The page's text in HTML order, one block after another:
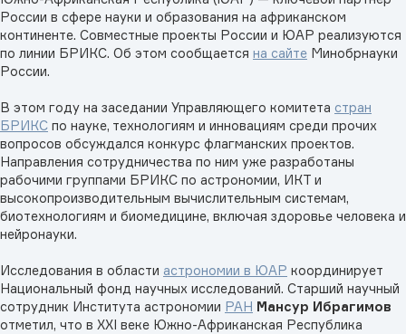
России в сфере науки и образования на африканском
континенте. Совместные проекты России и ЮАР реализуются
по линии БРИКС. Об этом сообщается на сайте Минобрнауки
России.
В этом году на заседании Управляющего комитета стран
БРИКС по науке, технологиям и инновациям среди прочих
вопросов обсуждался конкурс флагманских проектов.
Направления сотрудничества по ним уже разработаны
рабочими группами БРИКС по астрономии, ИКТ и
высокопроизводительным вычислительным системам,
биотехнологиям и биомедицине, включая здоровье человека и
нейронауки.
Исследования в области астрономии в ЮАР координирует
Национальный фонд научных исследований. Старший научный
сотрудник Института астрономии РАН Мансур Ибрагимов
отметил, что в XXI веке Южно-Африканская Республика